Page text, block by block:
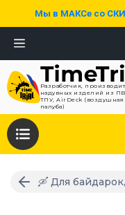
Мы в МАКСе со
Разработчик,
надувных изделий из
ТПУ, AirDeck (воздушная
палуба)
🛶 Для